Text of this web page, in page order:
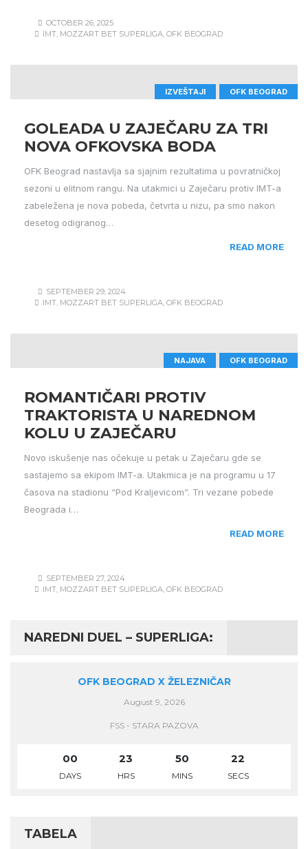
OCTOBER 26, 2025
IMT MOZZART BET SUPERLIGA OFK BEOGRAD
IZVEŠTAJI OFK BEOGRAD
GOLEADA U ZAJEČARU ZA TRI
NOVA OFKOVSKA BODA
OFK Beograd nastavlja sa sjajnim rezultatima u povratničkoj
sezoni u elitnom rangu. Na utakmici u Zaječaru protiv IMT-a
zabeležena je nova pobeda, četvrta u nizu, pa smo nakon
desetog odigranog…
READ MORE
SEPTEMBER 29, 2024
IMT MOZZART BET SUPERLIGA OFK BEOGRAD
NAJAVA OFK BEOGRAD
ROMANTIČARI PROTIV
TRAKTORISTA U NAREDNOM
KOLU U ZAJEČARU
Novo iskušenje nas očekuje u petak u Zaječaru gde se
sastajemo sa ekipom IMT-a. Utakmica je na programu u 17
časova na stadionu “Pod Kraljevicom”. Tri vezane pobede
Beograda i…
READ MORE
SEPTEMBER 27, 2024
IMT MOZZART BET SUPERLIGA OFK BEOGRAD
NAREDNI DUEL – SUPERLIGA:
OFK BEOGRAD X ŽELEZNIČAR
August 9, 2026
FSS - STARA PAZOVA
00
DAYS
23
HRS
50
MINS
22
SECS
TABELA